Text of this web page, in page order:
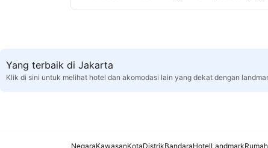
Yang terbaik di Jakarta
Klik di sini untuk melihat hotel dan akomodasi lain yang dekat dengan
NegaraKawasanKotaDistrikBandaraHotelLandmark